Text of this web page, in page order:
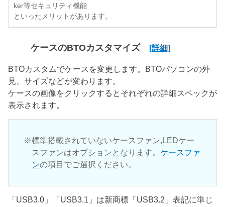
ker等セキュリティ機能
といったメリットがあります。
ケースのBTOカスタマイズ [詳細]
BTOカスタムでケースを変更します。BTOパソコンの外
見、サイズなどが変わります。
ケースの画像をクリックするとそれぞれの詳細スペックが
表示されます。
標準搭載されていないケースファン,LEDケー
スファンはオプションとなります。 ケースファ
ンの項目でご選択ください。
「USB3.0」「USB3.1」は新商標「USB3.2」表記に準じ